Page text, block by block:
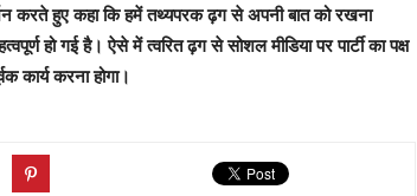
करते हुए कहा कि हमें तथ्यपरक ढ़ग से अपनी बात को रखना
हो गई है। ऐसे में त्वरित ढ़ग से सोशल मीडिया पर पार्टी का पक्ष
कार्य करना होगा।